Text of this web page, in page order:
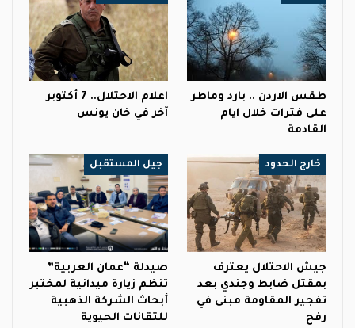
طقس الاردن .. بارد وماطر
على فترات خلال ايام
القادمة
اعلام الاحتلال.. 7 أكتوبر
آخر في خان يونس
خارج الحدود
جيش الاحتلال يعترف
بمقتل ضابط وجندي بعد
تفجير المقاومة مبنى في
رفح
جيل المستقبل
صيدلة “عمان العربية”
تنظم زيارة ميدانية لمختبر
أبحاث الشركة الذهبية
للتقانات الحيوية